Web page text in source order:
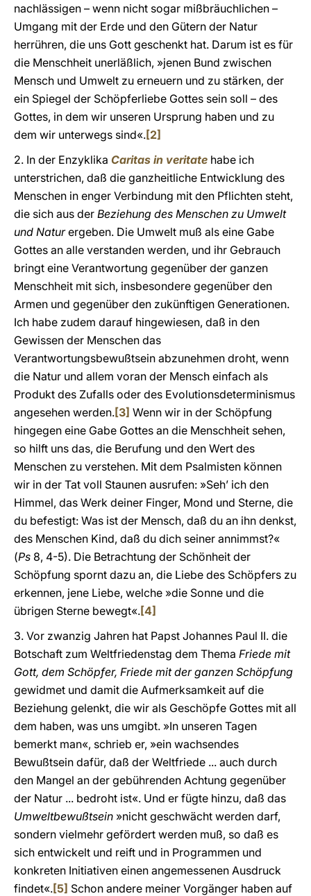
nachlässigen – wenn nicht sogar mißbräuchlichen –
Umgang mit der Erde und den Gütern der Natur
herrühren, die uns Gott geschenkt hat. Darum ist es für
die Menschheit unerläßlich, »jenen Bund zwischen
Mensch und Umwelt zu erneuern und zu stärken, der
ein Spiegel der Schöpferliebe Gottes sein soll – des
Gottes, in dem wir unseren Ursprung haben und zu
dem wir unterwegs sind«.[2]
2. In der Enzyklika Caritas in veritate habe ich
unterstrichen, daß die ganzheitliche Entwicklung des
Menschen in enger Verbindung mit den Pflichten steht,
die sich aus der Beziehung des Menschen zu Umwelt
und Naturergeben. Die Umwelt muß als eine Gabe
Gottes an alle verstanden werden, und ihr Gebrauch
bringt eine Verantwortung gegenüber der ganzen
Menschheit mit sich, insbesondere gegenüber den
Armen und gegenüber den zukünftigen Generationen.
Ich habe zudem darauf hingewiesen, daß in den
Gewissen der Menschen das
Verantwortungsbewußtsein abzunehmen droht, wenn
die Natur und allem voran der Mensch einfach als
Produkt des Zufalls oder des Evolutionsdeterminismus
angesehen werden.[3] Wenn wir in der Schöpfung
hingegen eine Gabe Gottes an die Menschheit sehen,
so hilft uns das, die Berufung und den Wert des
Menschen zu verstehen. Mit dem Psalmisten können
wir in der Tat voll Staunen ausrufen: »Seh’ ich den
Himmel, das Werk deiner Finger, Mond und Sterne, die
du befestigt: Was ist der Mensch, daß du an ihn denkst,
des Menschen Kind, daß du dich seiner annimmst?«
(Ps 8, 4-5). Die Betrachtung der Schönheit der
Schöpfung spornt dazu an, die Liebe des Schöpfers zu
erkennen, jene Liebe, welche »die Sonne und die
übrigen Sterne bewegt«.[4]
3. Vor zwanzig Jahren hat Papst Johannes Paul II. die
Botschaft zum Weltfriedenstag dem Thema Friede mit
Gott, dem Schöpfer, Friede mit der ganzen Schöpfung
gewidmet und damit die Aufmerksamkeit auf die
Beziehung gelenkt, die wir als Geschöpfe Gottes mit all
dem haben, was uns umgibt. »In unseren Tagen
bemerkt man«, schrieb er, »ein wachsendes
Bewußtsein dafür, daß der Weltfriede ... auch durch
den Mangel an der gebührenden Achtung gegenüber
der Natur ... bedroht ist«. Und er fügte hinzu, daß das
Umweltbewußtsein »nicht geschwächt werden darf,
sondern vielmehr gefördert werden muß, so daß es
sich entwickelt und reift und in Programmen und
konkreten Initiativen einen angemessenen Ausdruck
findet«.[5] Schon andere meiner Vorgänger haben auf